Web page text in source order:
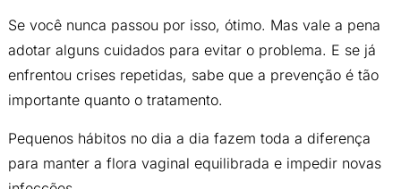
Se você nunca passou por isso, ótimo. Mas vale a pena
adotar alguns cuidados para evitar o problema. E se já
enfrentou crises repetidas, sabe que a prevenção é tão
importante quanto o tratamento.
Pequenos hábitos no dia a dia fazem toda a diferença
para manter a flora vaginal equilibrada e impedir novas